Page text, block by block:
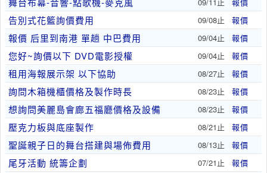
告別式花籃詢價費用 09/08止 報價
報價 后里到南港 單趟 中巴費用 09/04止 報價
您好~詢價以下 DVD電影授權 09/04止 報價
租用海報展示架 以下協助 08/27止 報價
詢問木箱機櫃價格及製作時長 08/23止 報價
想詢問美麗島會廊五福廳價格及設備 08/23止 報價
壓克力板與底座製作 08/21止 報價
聖誕親子日的舞台搭建與場佈費用 08/13止 報價
尾牙活動 統籌企劃 07/21止 報價